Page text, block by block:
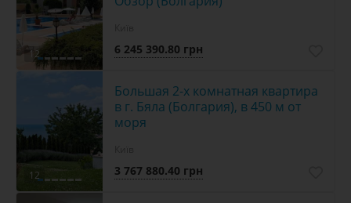
12 6 245 390.80 грн
12
Большая 2-х комнатная квартира
в г. Бяла (Болгария), в 450 м от
моря
3 767 880.40 грн